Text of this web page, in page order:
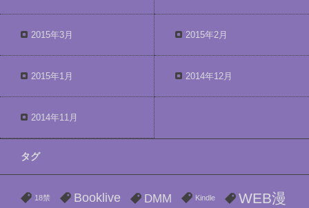
2015年3月 2015年2月
2015年1月 2014年12月
2014年11月
タグ
18禁 Booklive DMM Kindle
WEB漫